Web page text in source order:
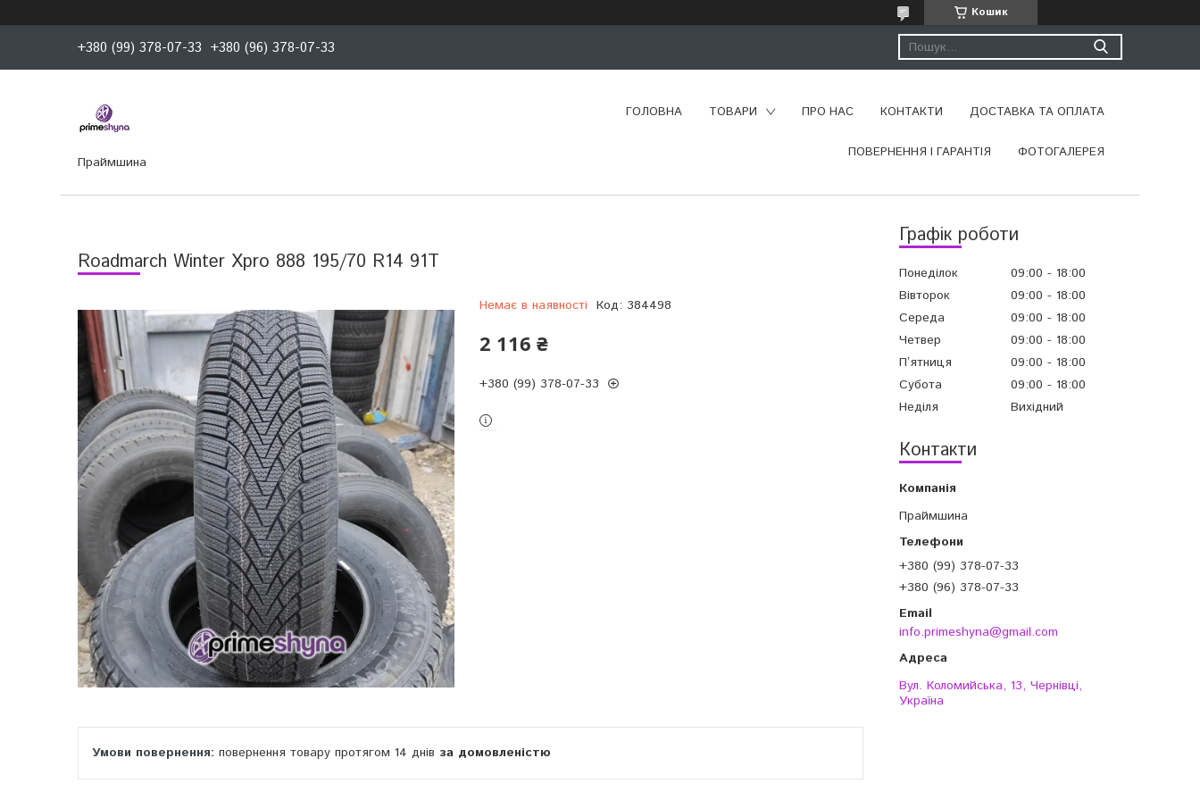
Кошик
+380 (99) 378-07-33 +380 (96) 378-07-33
Праймшина
ГОЛОВНА ТОВАРИ ПРО НАС КОНТАКТИ ДОСТАВКА ТА ОПЛАТА
ПОВЕРНЕННЯ І ГАРАНТІЯ ФОТОГАЛЕРЕЯ
Графік роботи
Понеділок 09:00
18:00
Вівторок
09:00
18:00
Середа
09:00
18:00
Четвер
09:00
18:00
Пʼятниця
09:00
18:00
Субота
09:00
18:00
Неділя
Вихідний
Контакти
Праймшина
+380 (99) 378-07-33
+380 (96) 378-07-33
info.primeshyna@gmail.com
Вул. Коломийська, 13, Чернівці,
Україна
Roadmarch Winter Xpro 888 195/70 R14 91T
Немає в наявності Код: 384498
2 116 ₴
+380 (99) 378-07-33
повернення товару протягом 14 днів за домовленістю